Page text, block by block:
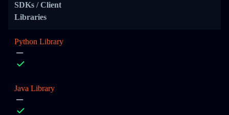
SDKs / Client
Libraries
Python Library
Java Library